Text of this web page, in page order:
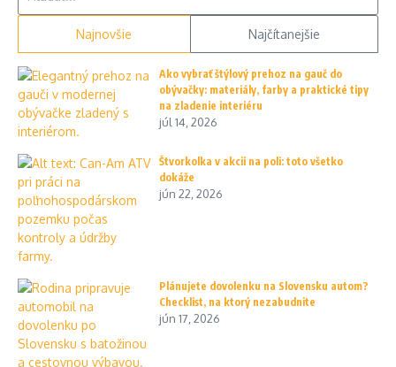
Najnovšie Najčítanejšie
Ako vybrať štýlový prehoz na gauč do
obývačky: materiály, farby a praktické tipy
na zladenie interiéru
júl 14, 2026
Štvorkolka v akcii na poli: toto všetko
dokáže
jún 22, 2026
Plánujete dovolenku na Slovensku autom?
Checklist, na ktorý nezabudnite
jún 17, 2026